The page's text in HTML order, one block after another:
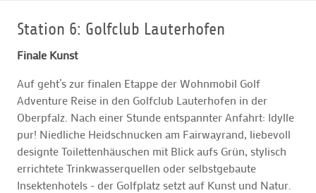
Station 6: Golfclub Lauterhofen
Finale Kunst
Auf geht’s zur finalen Etappe der Wohnmobil Golf
Adventure Reise in den Golfclub Lauterhofen in der
Oberpfalz. Nach einer Stunde entspannter Anfahrt: Idylle
pur! Niedliche Heidschnucken am Fairwayrand, liebevoll
designte Toilettenhäuschen mit Blick aufs Grün, stylisch
errichtete Trinkwasserquellen oder selbstgebaute
Insektenhotels - der Golfplatz setzt auf Kunst und Natur.